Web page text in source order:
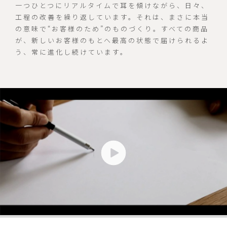
一つひとつにリアルタイムで耳を傾けながら、日々、
工程の改善を繰り返しています。それは、まさに本当
の意味で“お客様のため”のものづくり。すべての商品
が、新しいお客様のもとへ最高の状態で届けられるよ
う、常に進化し続けています。